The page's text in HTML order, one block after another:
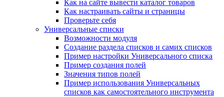
Как на сайте вывести каталог товаров
Как настраивать сайты и страницы
Проверьте себя
Универсальные списки
Возможности модуля
Создание раздела списков и самих списков
Пример настройки Универсального списка
Пример создания полей
Значения типов полей
Пример использования Универсальных
списков как самостоятельного инструмента